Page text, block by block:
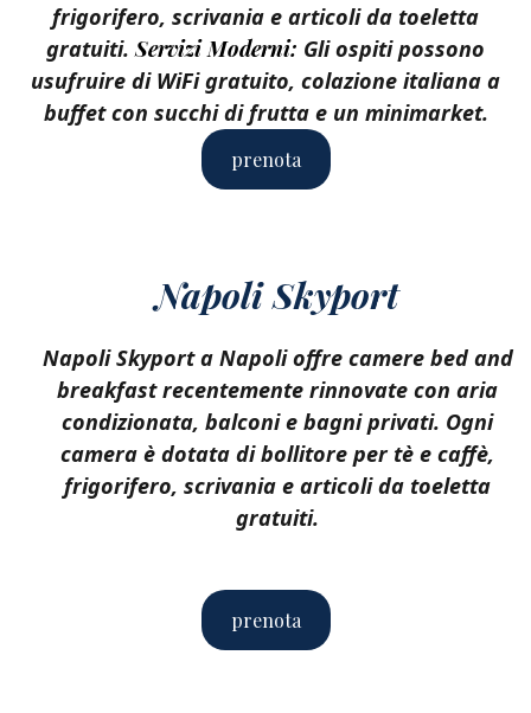
frigorifero, scrivania e articoli da toeletta
gratuiti.Servizi Moderni: Gli ospiti possono
usufruire di WiFi gratuito, colazione italiana a
buffet con succhi di frutta e un minimarket.
prenota
Napoli Skyport
Napoli Skyport a Napoli offre camere bed and
breakfast recentemente rinnovate con aria
condizionata, balconi e bagni privati. Ogni
camera è dotata di bollitore per tè e caffè,
frigorifero, scrivania e articoli da toeletta
gratuiti.
prenota